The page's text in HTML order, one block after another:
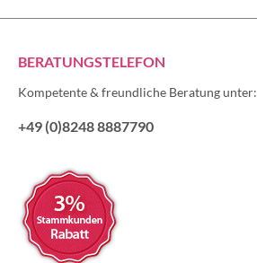
BERATUNGSTELEFON
Kompetente & freundliche Beratung unter:
+49 (0)8248 8887790